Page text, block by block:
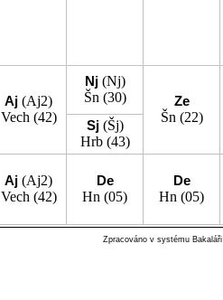
Aj (Aj2)
Vech (42)
Nj (Nj)
Šn (30)
Ze
Šn (22)
Sj (Šj)
Hrb(43)
Aj (Aj2)
Vech (42)
De
Hn (05)
De
Hn (05)
Zpracováno v systému Bakaláři